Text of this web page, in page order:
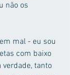
não os
mal - eu sou
com baixo
tanto